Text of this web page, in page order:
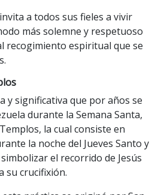
a todos sus fieles a vivir
más solemne y respetuoso
recogimiento espiritual que se
y significativa que por años se
durante la Semana Santa,
la cual consiste en
la noche del Jueves Santo y
el recorrido de Jesús
su crucifixión.